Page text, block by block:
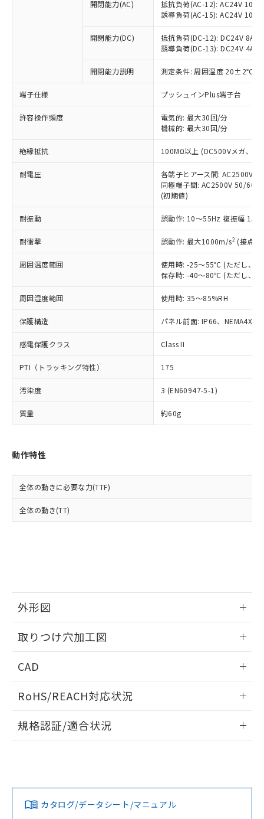
開閉能力(AC)
抵抗負荷(AC-12): AC24V 10A/
誘導負荷(AC-15): AC24V
開閉能力(DC)
抵抗負荷(DC-12): DC24V 8A/
誘導負荷(DC-13): DC24V 4A/
開閉能力説明 測定条件: 周囲温度 20±2℃、
端子仕様 プッシュインPlus端子台
許容操作頻度
電気的: 最大30回/分
機械的: 最大30回/分
絶縁抵抗 100MΩ以上 (DC500Vメガ、点
耐電圧
各端子とアース間: AC2500V
同極端子間: AC2500V 50/
(初期値)
耐振動 誤動作: 10～55Hz 複振幅
耐衝撃 誤動作: 最大1000m/s2 (接点
周囲温度範囲
使用時: -25～55℃ (ただし、氷
保存時: -40～80℃ (ただし、氷
周囲湿度範囲 使用時: 35～85%RH
保護構造 パネル前面: IP66、NEMA4X,
感電保護クラス Class II
PTI（トラッキング特性） 175
汚染度 3 (EN60947-5-1)
質量 約60g
動作特性
全体の動きに必要な力(TTF)
全体の動き(TT)
外形図
取りつけ穴加工図
CAD
ドすることができます。
ログイン/会員登録
ダウンロードデータをご利用いただく前に、以下を必ずお読
みください。
ソフトウェアの使用条件
RoHS/REACH対応状況
EU RoHS 注意事項・凡例
対応済み
規格認証/適合状況
カタログ/データシート/マニュアル
本サービスは、当社制御機器事業取扱
商品の当社在庫状況および標準価格
(税抜)を提供させていただくもので
当社制御機器事業取扱商品の中には、
本サービスの対象外となる商品もある
ことをご了承ください。
在庫状況および標準価格照会結果は、
記載している更新日時点での社内デー
タに基づき作成されるものであり、閲
覧された時点での実際の在庫および標
準価格とは異なる場合があることをご
正式な納期状況および標準価格はお客
様のお取引先、またはお客様担当のオ
ムロン制御機器販売店・当社販売員に
オムロン制御機器販売店や当社販売拠
販売ネットワーク
」をご確認
在庫状況および標準価格結果を当社の
事前の承諾なく第三者に漏洩または開
示しないようお願いします。
マイパーツ機能（部品リスト作成サー
ビス）をご利用いただくには、I-Web
メンバーズにご登録されている必要が
お客様が当ウェブサイト上で当社にご
登録された部品リストについて、当社
および当社の共同利用者が、当社の製
品・サービスに関するお客様との取
引・商談に必要な範囲で利用すること
※当社の共同利用者とは、 "個人情報
調査・確認中：EU RoHS指令（10物質）の
非含有の対応状況を調査中または確認中の
非該当品：ライセンス料など無形物で、有
害物質有無と関係のない商品です。
仕入先様の事情により、非含有部品として
むを得ず変更することがあります。
*EU RoHS指令（10物質）：
鉛(Pb) 1000ppm以下、 水銀(Hg) 1000ppm以下、 カド
六価クロム(Cr(Ⅵ)) 1000ppm以下、ポリ臭化ビフェニル
類(PBB) 1000ppm以下、ポリ臭化ジフェニルエーテル類
(PBDE) 1000ppm以下、フタル酸ビス(2-エチルヘキシ
ル) (DEHP)(別名：DOP) 1000ppm以下、フタル酸ブチ
ルベンジル（BBP） 1000ppm以下、フタル酸ジブチル
（DBP） 1000ppm以下、フタル酸ジイソブチル
但し、RoHS指令で産業用監視および制御機器に対する
フタル酸エステル類の４物質については閾値を超える意
図的な使用がないことを確認しています。
※2 対応予定月
部品在庫の切り替え状況などにより、予定
月が前後することがあります。
※3 非含有証明書ダウンロード
下記の非含有証明書をダウンロードするこ
EU RoHS指令（10物質）の非含有証明書
51物質の非含有証明書（当社基準）
また、RoHS指令のフタル酸エステル類４
物質の対応では、対応完了までの期間は出
欄に対応日を記載しておりました。
「○」：最大均質材料含有率が中国RoHSの
基準値以下であることを示します。
「×」：最大均質材料含有率が中国RoHSの
基準値を超えていることを示します。
「－」：未確認です。当社販売部門へお問
*中国RoHS10物質の基準値 (GB/T26572)：
Cr(Ⅵ)(六価クロム) : 1000ppm、 PBBs(ポリ臭化ビフェ
ニル類) : 1000ppm、 PBDEs(ポリ臭化ジフェニルエーテ
DBP(フタル酸ジブチル) : 1000ppm、 DIBP(フタル酸ジ
イソブチル) : 1000ppm、 BBP(フタル酸ブチルベンジ
DEHP(フタル酸ビス(2-エチルヘキシル)) : 1000ppm
「ｅ」：有害物質（10物質）のすべてが基
準値以下であることを示します。
「10」：通常の使用状況下において有害物
質が外部に漏えいし、環境に深刻な影響を
及ぼさない年数を意味します。
「－」：未確認です。当社販売部門へお問
い合わせください。
当社は、これら貴社製品のうち、外国
為替および外国貿易法に定める商品
（以下｢規制貨物等」という）を輸出
または国外への提供する場合は、日本
国政府の輸出許可(または役務取引許
可)を取得するなどの必要な手続きを
当社は規制貨物を破棄する場合は、完
全に破砕するなど、違法に輸出されな
いよう必要な手段を講じます。
当社は貴社製品を、核兵器、ミサイ
ル、化学兵器、生物兵器またはその他
武器並びにこれらの製造装置等に一切
当社は、貴社製品を第三者に販売する
場合は、上記1、2および3の内容を当
該第三者に通知します。また当社は、
販売先および販売に係わる関係者が違
法に輸出するおそれがある場合は、取
り引きをいたしません。
キャンセル
記
一定数以上の在庫あり
一定数には満たないが在庫あり
在庫なし(最新の在庫状況につ
いては、お客様のお取引先、ま
たはお客様担当のオムロン制御
機器販売店・当社販売員にご確
空
受注生産機種、また在庫状況の
情報を公開していない機種